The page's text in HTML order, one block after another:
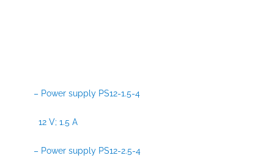
– Power supply PS12-1.5-4
12 V; 1.5 A
– Power supply PS12-2.5-4